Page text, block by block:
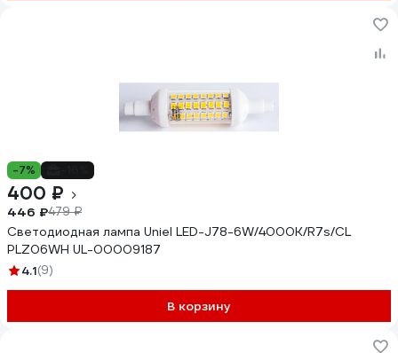
-7%
400 ₽
446 ₽479 ₽
Светодиодная лампа Uniel LED-J78-6W/4000K/R7s/CL
PLZ06WH UL-00009187
4.1(9)
В корзину